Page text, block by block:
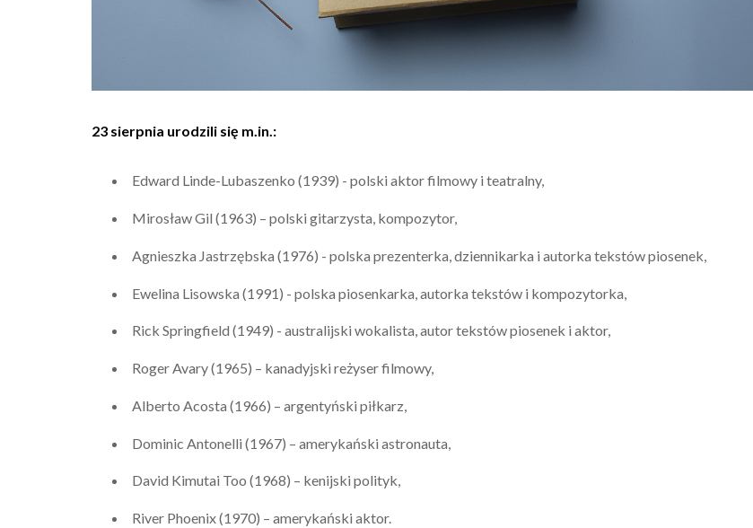
23 sierpnia urodzili się m.in.:
Edward Linde-Lubaszenko (1939) - polski aktor filmowy i teatralny,
Mirosław Gil (1963) – polski gitarzysta, kompozytor,
Agnieszka Jastrzębska (1976) - polska prezenterka, dziennikarka i autorka tekstów piosenek,
Ewelina Lisowska (1991) - polska piosenkarka, autorka tekstów i kompozytorka,
Rick Springfield (1949) - australijski wokalista, autor tekstów piosenek i aktor,
Roger Avary (1965) – kanadyjski reżyser filmowy,
Alberto Acosta (1966) – argentyński piłkarz,
Dominic Antonelli (1967) – amerykański astronauta,
David Kimutai Too (1968) – kenijski polityk,
River Phoenix (1970) – amerykański aktor.